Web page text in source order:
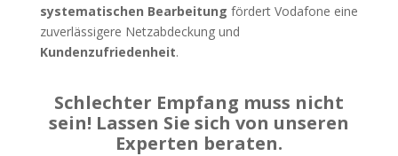
systematischen Bearbeitung fördert Vodafone eine
zuverlässigere Netzabdeckung und
Kundenzufriedenheit.
Schlechter Empfang muss nicht
sein! Lassen Sie sich von unseren
Experten beraten.